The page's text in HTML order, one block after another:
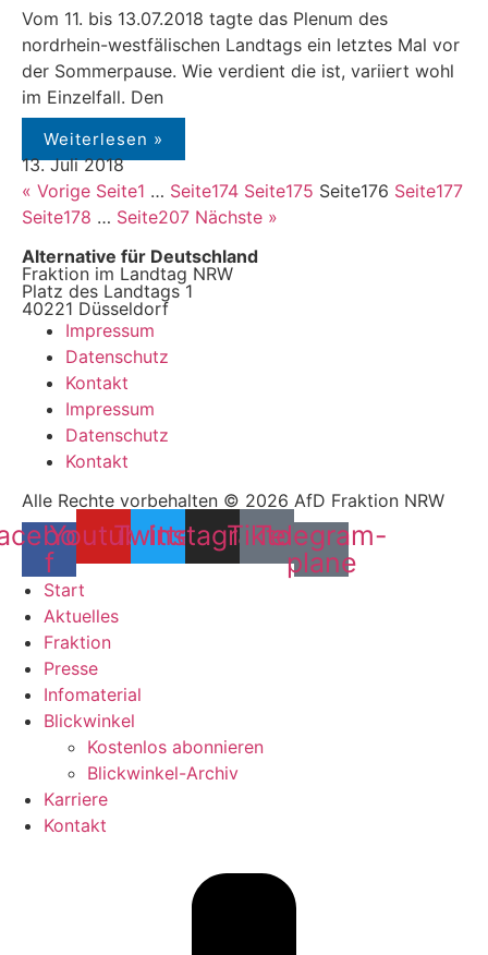
Vom 11. bis 13.07.2018 tagte das Plenum des
nordrhein-westfälischen Landtags ein letztes Mal vor
der Sommerpause. Wie verdient die ist, variiert wohl
im Einzelfall. Den
Weiterlesen »
13. Juli 2018
« Vorige Seite1 … Seite174 Seite175 Seite176 Seite177
Seite178 … Seite207 Nächste »
Alternative für Deutschland
Fraktion im Landtag NRW
Platz des Landtags 1
40221 Düsseldorf
Impressum
Datenschutz
Kontakt
Impressum
Datenschutz
Kontakt
Alle Rechte vorbehalten © 2026 AfD Fraktion NRW
f
YoutubeTwitter
Instagram
Tiktok
Telegram-
plane
Start
Aktuelles
Fraktion
Presse
Infomaterial
Blickwinkel
Kostenlos abonnieren
Blickwinkel-Archiv
Karriere
Kontakt